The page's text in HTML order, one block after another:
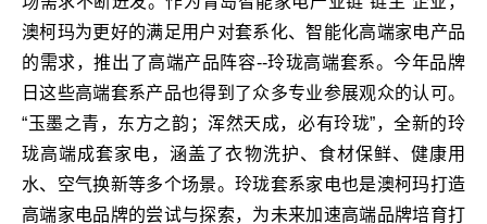
澳柯玛为更好的满足用户对套系化、智能化高端家电产品
的需求，推出了高端产品阵容--玲珑高端套系。今年品牌
日这些高端套系产品也得到了众多专业参展观众的认可。
“玉墨之青，东方之韵；浑然天成，必有玲珑”，全新的玲
珑高端成套家电，涵盖了衣物洗护、食材保鲜、健康用
水、空气换新等多个场景。玲珑套系家电也是澳柯玛打造
高端家电品牌的尝试与探索，为未来加速高端品牌培育打